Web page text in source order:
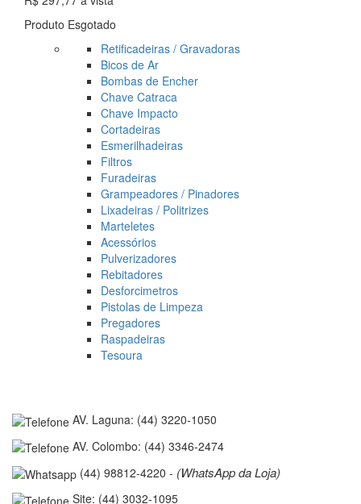
Produto Esgotado
Retificadeiras / Gravadoras
Bicos de Ar
Bombas de Encher
Chave Catraca
Chave Impacto
Cortadeiras
Esmerilhadeiras
Filtros
Furadeiras
Grampeadores / Pinadores
Lixadeiras / Politrizes
Marteletes
Acessórios
Pulverizadores
Rebitadores
Desforcimetros
Pistolas de Limpeza
Pregadores
Raspadeiras
Tesoura
AV. Laguna: (44) 3220-1050
AV. Colombo: (44) 3346-2474
(44) 98812-4220 - (WhatsApp da Loja)
Site: (44) 3032-1095